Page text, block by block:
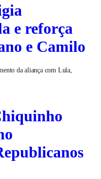
e reforça
e Camilo
da aliança com Lula,